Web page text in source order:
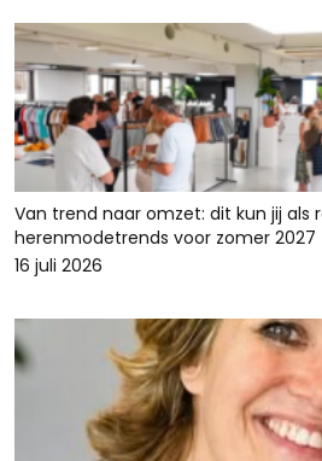
Van trend naar omzet: dit kun jij als
herenmodetrends voor zomer 2027
16 juli 2026